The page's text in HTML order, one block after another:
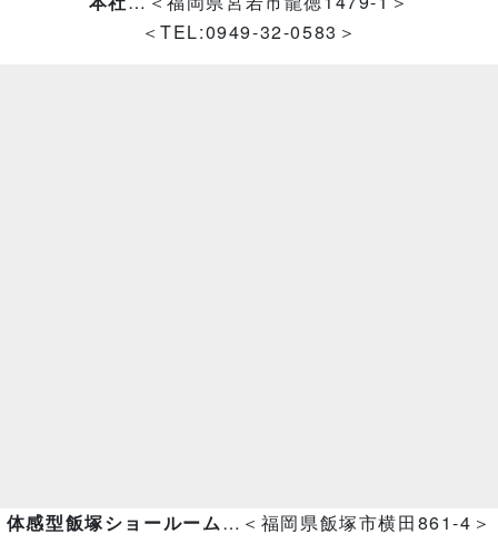
＜TEL:0949-32-0583＞
体感型飯塚ショールーム…＜福岡県飯塚市横田861-4＞